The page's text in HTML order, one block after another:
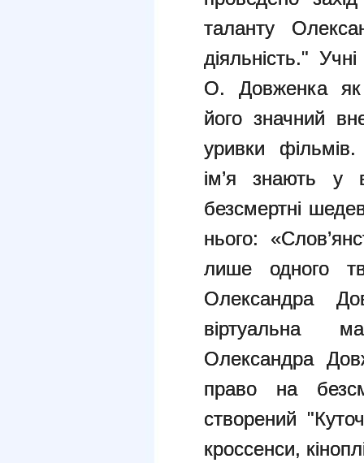
таланту
діяльність."
О. Довженка як
його значний
уривки
ім’я знають у
безсмертні
нього:
лише одного
Олександра
віртуальна
Олександра
право на
створений
кроссенси,